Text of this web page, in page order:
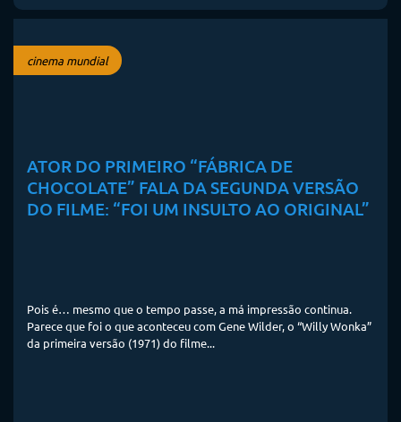
cinema mundial
ATOR DO PRIMEIRO “FÁBRICA DE
CHOCOLATE” FALA DA SEGUNDA VERSÃO
DO FILME: “FOI UM INSULTO AO ORIGINAL”
Pois é… mesmo que o tempo passe, a má impressão continua.
Parece que foi o que aconteceu com Gene Wilder, o “Willy Wonka”
da primeira versão (1971) do filme...